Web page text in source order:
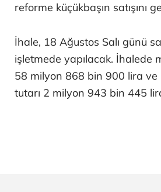
reforme küçükbaşın satışını
İhale, 18 Ağustos Salı günü
işletmede yapılacak. İhalede
58 milyon 868 bin 900 lira ve
tutarı 2 milyon 943 bin 445